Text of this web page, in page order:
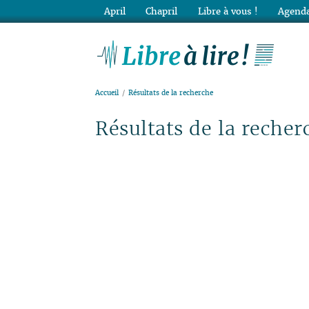
Accueil Résultats de la recherche
Résultats de la
April Chapril Libre à vous !